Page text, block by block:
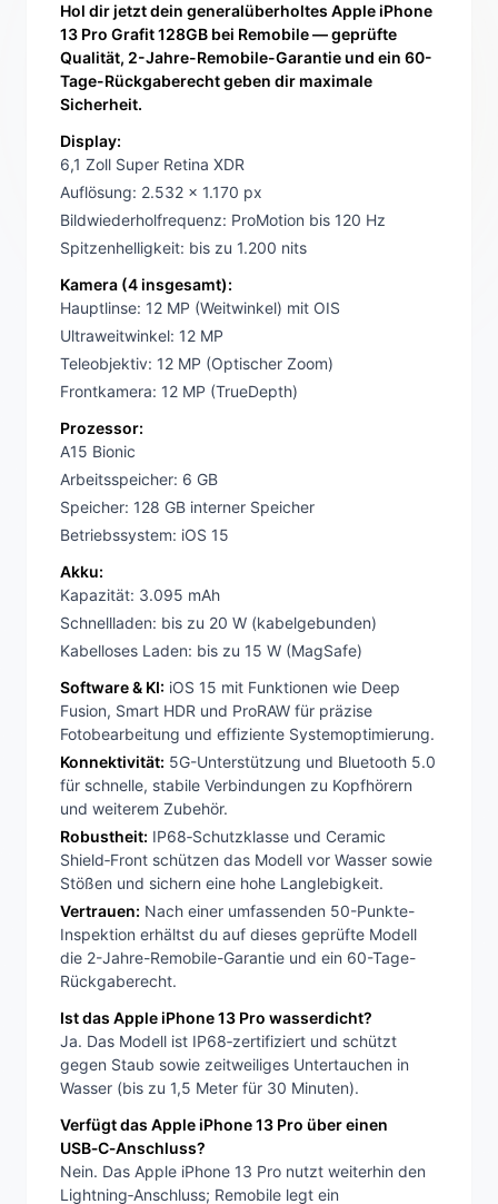
Hol dir jetzt dein generalüberholtes Apple iPhone
13 Pro Grafit 128GB bei Remobile — geprüfte
Qualität, 2-Jahre-Remobile-Garantie und ein 60-
Tage-Rückgaberecht geben dir maximale
Sicherheit.
Display:
6,1 Zoll Super Retina XDR
Auflösung: 2.532 x 1.170 px
Bildwiederholfrequenz: ProMotion bis 120 Hz
Spitzenhelligkeit: bis zu 1.200 nits
Kamera (4 insgesamt):
Hauptlinse: 12 MP (Weitwinkel) mit OIS
Ultraweitwinkel: 12 MP
Teleobjektiv: 12 MP (Optischer Zoom)
Frontkamera: 12 MP (TrueDepth)
Prozessor:
A15 Bionic
Arbeitsspeicher: 6 GB
Speicher: 128 GB interner Speicher
Betriebssystem: iOS 15
Akku:
Kapazität: 3.095 mAh
Schnellladen: bis zu 20 W (kabelgebunden)
Kabelloses Laden: bis zu 15 W (MagSafe)
Software & KI: iOS 15 mit Funktionen wie Deep
Fusion, Smart HDR und ProRAW für präzise
Fotobearbeitung und effiziente Systemoptimierung.
Konnektivität: 5G-Unterstützung und Bluetooth 5.0
für schnelle, stabile Verbindungen zu Kopfhörern
und weiterem Zubehör.
Robustheit: IP68‑Schutzklasse und Ceramic
Shield‑Front schützen das Modell vor Wasser sowie
Stößen und sichern eine hohe Langlebigkeit.
Vertrauen: Nach einer umfassenden 50-Punkte-
Inspektion erhältst du auf dieses geprüfte Modell
die 2-Jahre-Remobile-Garantie und ein 60-Tage-
Rückgaberecht.
Ist das Apple iPhone 13 Pro wasserdicht?
Ja. Das Modell ist IP68‑zertifiziert und schützt
gegen Staub sowie zeitweiliges Untertauchen in
Wasser (bis zu 1,5 Meter für 30 Minuten).
Verfügt das Apple iPhone 13 Pro über einen
USB‑C‑Anschluss?
Nein. Das Apple iPhone 13 Pro nutzt weiterhin den
Lightning‑Anschluss; Remobile legt ein